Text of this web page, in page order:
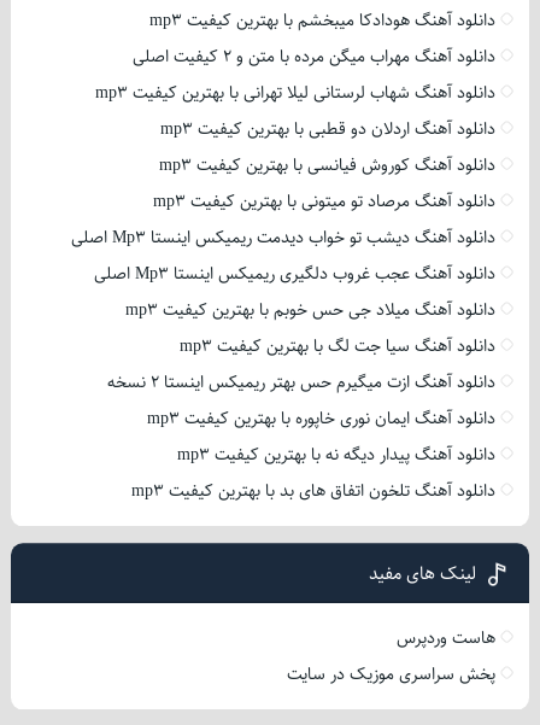
دانلود آهنگ هودادکا میبخشم با بهترین کیفیت mp3
دانلود آهنگ مهراب میگن مرده با متن و 2 کیفیت اصلی
دانلود آهنگ شهاب لرستانی لیلا تهرانی با بهترین کیفیت mp3
دانلود آهنگ اردلان دو قطبی با بهترین کیفیت mp3
دانلود آهنگ کوروش فیانسی با بهترین کیفیت mp3
دانلود آهنگ مرصاد تو میتونی با بهترین کیفیت mp3
دانلود آهنگ دیشب تو خواب دیدمت ریمیکس اینستا Mp3 اصلی
دانلود آهنگ عجب غروب دلگیری ریمیکس اینستا Mp3 اصلی
دانلود آهنگ میلاد جی حس خوبم با بهترین کیفیت mp3
دانلود آهنگ سیا جت لگ با بهترین کیفیت mp3
دانلود آهنگ ازت میگیرم حس بهتر ریمیکس اینستا 2 نسخه
دانلود آهنگ ایمان نوری خاپوره با بهترین کیفیت mp3
دانلود آهنگ پیدار دیگه نه با بهترین کیفیت mp3
دانلود آهنگ تلخون اتفاق های بد با بهترین کیفیت mp3
لینک های مفید
هاست وردپرس
پخش سراسری موزیک در سایت